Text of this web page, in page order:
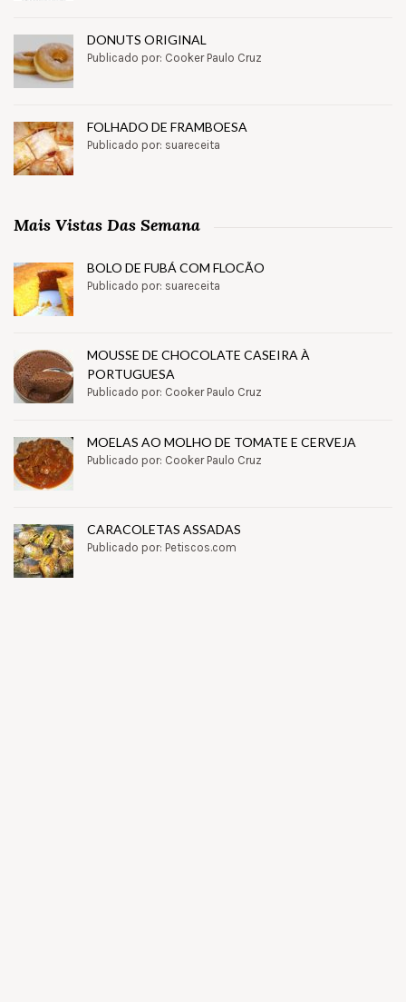
DONUTS ORIGINAL
Publicado por: Cooker Paulo Cruz
FOLHADO DE FRAMBOESA
Publicado por: suareceita
Mais Vistas Das Semana
BOLO DE FUBÁ COM FLOCÃO
Publicado por: suareceita
MOUSSE DE CHOCOLATE CASEIRA À
PORTUGUESA
Publicado por: Cooker Paulo Cruz
MOELAS AO MOLHO DE TOMATE E CERVEJA
Publicado por: Cooker Paulo Cruz
CARACOLETAS ASSADAS
Publicado por: Petiscos.com